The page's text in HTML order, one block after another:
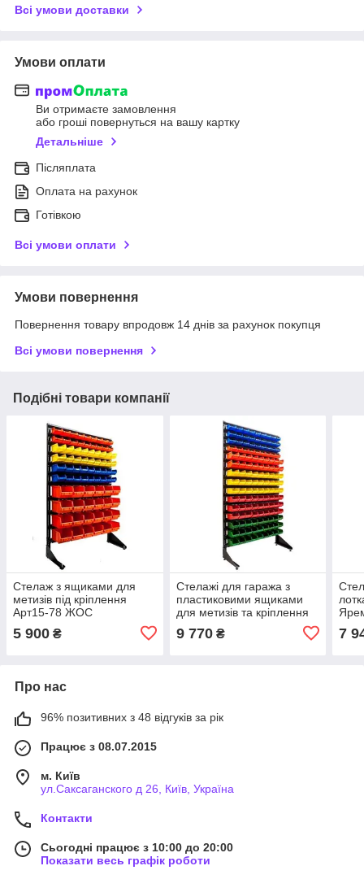
Всі умови доставки
Умови оплати
Ви отримаєте замовлення
або гроші повернуться на вашу картку
Детальніше
Післяплата
Оплата на рахунок
Готівкою
Всі умови оплати
Умови повернення
Повернення товару впродовж 14 днів за рахунок покупця
Всі умови повернення
Подібні товари компанії
Стелаж з ящиками для
метизів під кріплення
Арт15-78 ЖОС
5 900 ₴
Стелажі для гаража з
пластиковими ящиками
для метизів та кріплення
9 770₴ 7
Про нас
96% позитивних з 48 відгуків за рік
Працює з 08.07.2015
м. Київ
ул.Саксаганского д 26, Київ, Україна
Контакти
Сьогодні працює з 10:00 до 20:00
Показати весь графік роботи